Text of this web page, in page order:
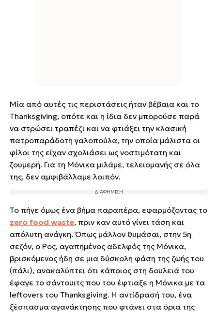
Μία από αυτές τις περιστάσεις ήταν βέβαια και το
Thanksgiving, οπότε και η ίδια δεν μπορούσε παρά
να στρώσει τραπέζι και να φτιάξει την κλασική
πατροπαράδοτη γαλοπούλα, την οποία μάλιστα οι
φίλοι της είχαν σχολιάσει ως νοστιμότατη και
ζουμερή. Για τη Μόνικα μιλάμε, τελειομανής σε όλα
της, δεν αμφιβάλλαμε λοιπόν.
Το πήγε όμως ένα βήμα παραπέρα, εφαρμόζοντας το
zero food waste, πριν καν αυτό γίνει τάση και
απόλυτη ανάγκη. Όπως μάλλον θυμάσαι, στην 5η
σεζόν, ο Ρος, αγαπημένος αδελφός της Μόνικα,
βρισκόμενος ήδη σε μια δύσκολη φάση της ζωής του
(πάλι), ανακαλύπτει ότι κάποιος στη δουλειά του
έφαγε το σάντουιτς που του έφτιαξε η Μόνικα με τα
leftovers του Thanksgiving. Η αντίδρασή του, ένα
ξέσπασμα αγανάκτησης που φτάνει στα όρια της